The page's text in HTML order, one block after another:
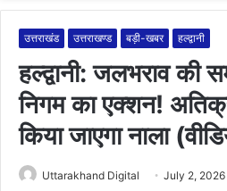
उत्तराखंड उत्तराखण्ड बड़ी-खबर हल्द्वानी
हल्द्वानी: जलभराव की
निगम का एक्शन!
किया जाएगा नाला
Uttarakhand Digital July 2, 2026